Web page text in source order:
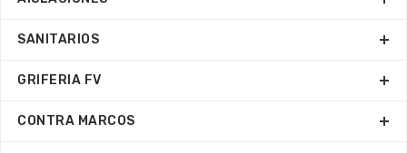
SANITARIOS
GRIFERIA FV
CONTRA MARCOS